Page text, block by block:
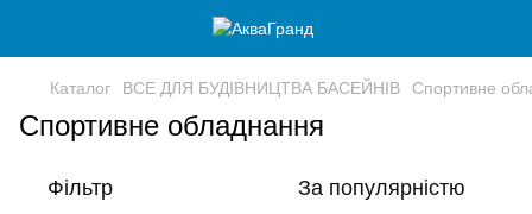
Каталог ВСЕ ДЛЯ БУДІВНИЦТВА БАСЕЙНІВ Спортивне
Спортивне обладнання
Фільтр За популярністю